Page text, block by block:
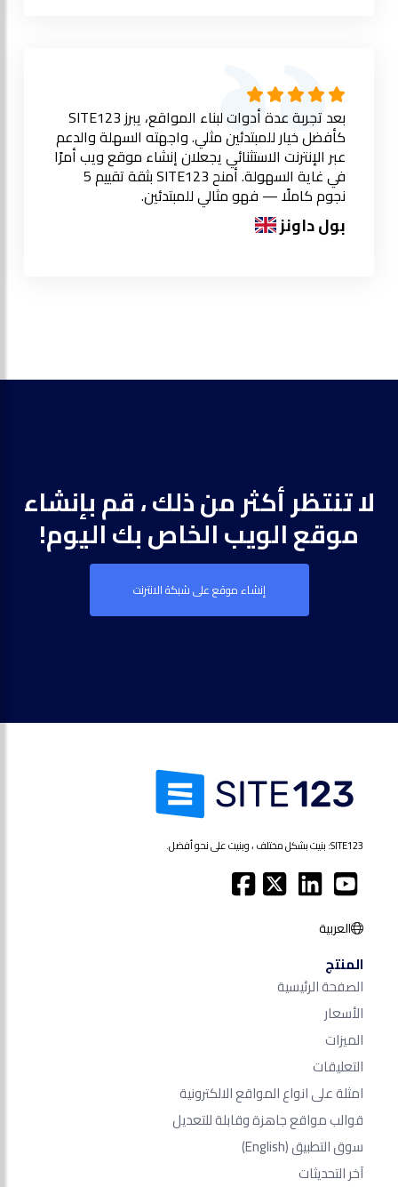
بعد تجربة عدة أدوات لبناء المواقع، يبرز SITE123
كأفضل خيار للمبتدئين مثلي. واجهته السهلة والدعم
عبر الإنترنت الاستثنائي يجعلان إنشاء موقع ويب أمرًا
في غاية السهولة. أمنح SITE123 بثقة تقييم 5
نجوم كاملًا — فهو مثالي للمبتدئين.
بول داونز
لا تنتظر أكثر من ذلك ، قم بإنشاء
موقع الويب الخاص بك اليوم!
إنشاء موقع على شبكة الانترنت
SITE123: بنيت بشكل مختلف ، وبنيت على نحو أفضل.
العربية
المنتج
الصفحة الرئيسية
الأسعار
الميزات
التعليقات
امثلة على انواع المواقع الالكترونية
قوالب مواقع جاهزة وقابلة للتعديل
سوق التطبيق(English)
آخر التحديثات